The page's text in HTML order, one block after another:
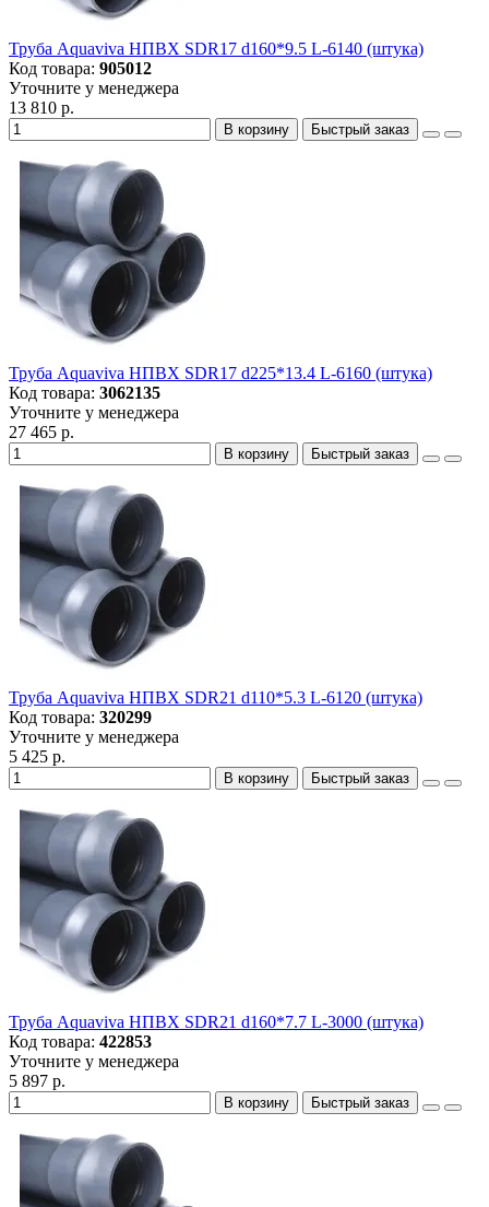
Труба Aquaviva НПВХ SDR17 d160*9.5 L-6140 (штука)
Код товара: 905012
Уточните у менеджера
13 810 р.
В корзину Быстрый заказ
Труба Aquaviva НПВХ SDR17 d225*13.4 L-6160 (штука)
Код товара: 3062135
Уточните у менеджера
27 465 р.
В корзину Быстрый заказ
Труба Aquaviva НПВХ SDR21 d110*5.3 L-6120 (штука)
Код товара: 320299
Уточните у менеджера
5 425 р.
В корзину Быстрый заказ
Труба Aquaviva НПВХ SDR21 d160*7.7 L-3000 (штука)
Код товара: 422853
Уточните у менеджера
5 897 р.
В корзину Быстрый заказ